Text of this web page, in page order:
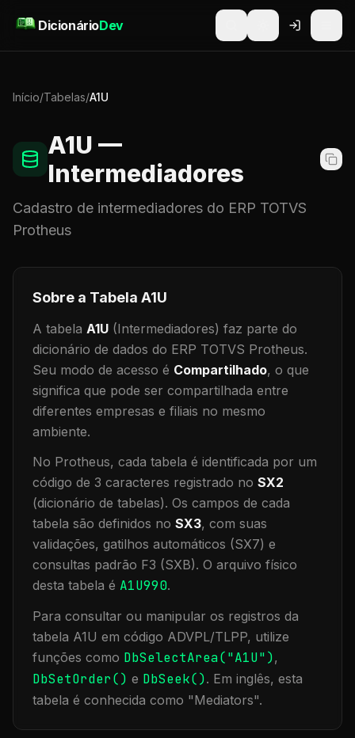
DicionárioDev
Início/Tabelas/A1U
A1U —
Intermediadores
Cadastro de intermediadores do ERP TOTVS
Protheus
Sobre a Tabela A1U
A tabela A1U (Intermediadores) faz parte do
dicionário de dados do ERP TOTVS Protheus.
Seu modo de acesso é Compartilhado, o que
significa que pode ser compartilhada entre
diferentes empresas e filiais no mesmo
ambiente.
No Protheus, cada tabela é identificada por um
código de 3 caracteres registrado no SX2
(dicionário de tabelas). Os campos de cada
tabela são definidos no SX3, com suas
validações, gatilhos automáticos (SX7) e
consultas padrão F3 (SXB). O arquivo físico
desta tabela é A1U990.
Para consultar ou manipular os registros da
tabela A1U em código ADVPL/TLPP, utilize
funções como DbSelectArea("A1U"),
DbSetOrder() e DbSeek(). Em inglês, esta
tabela é conhecida como "Mediators".